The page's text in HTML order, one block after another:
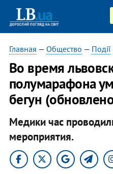
Главная — Общество — Події
Во время
полумарафона
бегун
Медики час
мероприятия.